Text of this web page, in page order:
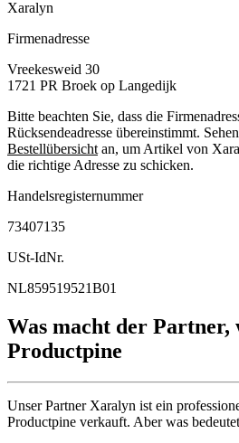
Xaralyn
Firmenadresse
Vreekesweid 30
1721 PR Broek op Langedijk
Bitte beachten Sie, dass die
Rücksendeadresse übereinstimmt.
Bestellübersicht an, um Artikel von
die richtige Adresse zu schicken.
Handelsregisternummer
73407135
USt-IdNr.
NL859519521B01
Was macht der Partner,
Productpine
Unser Partner Xaralyn ist ein
Productpine verkauft. Aber was